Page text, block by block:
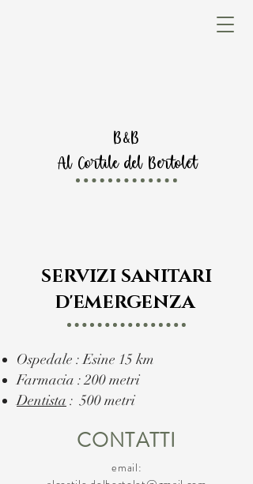
B&B
Al Cortile del Bertolet
SERVIZI SANITARI
D'EMERGENZA
Ospedale : Esine 15 km
Farmacia : 200 metri
Dentista : 500 metri
CONTATTI
email: